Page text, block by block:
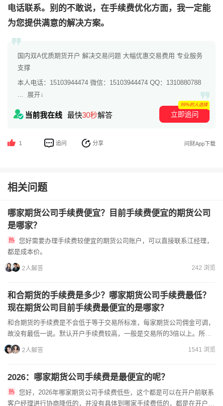
电话联系。别的不敢说，在手续费优化方面，我一定能
为您提供满意的解决方案。
国内双A优质期货开户 解决交易问题 大幅优惠交易费用 专业服务
支撑
本人电话：15103944474 微信：15103944474 QQ：1310880788
... 展开↓
当前我在线 最快30秒解答 立即追问
99%的人选择
1 追问 分享 问财App下载
相关问题
哪家期货公司手续费便宜？目前手续费便宜的期货公司
是哪家？
都是成本价。
2人解答 242 浏览
和合期货的手续费是多少？哪家期货公司手续费最低？
现在期货公司目前手续费最便宜的是哪家？
和合期货的手续费是不会低于等于交易所标准，每家期货公司佣金可调，
故没有最低一说。默认开户手续费较高，一般是交易所的3倍以上。所有
的期货公司只要是在交易所标准基础上加收的佣金部...
2人解答 1541 浏览
2026：哪家期货公司手续费是最便宜的呢？
客户经理进行协商降低的，并没有具体到哪家手续费低的，都是在开户